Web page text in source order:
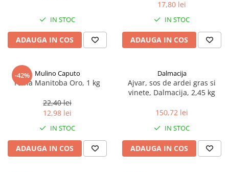
Sare de mare din Marea Nordului
Sare de mare din Oceanele Pacific
si Indian
Portugalia
Sare de roca
Sare speciala
Terine si placinte
Prajitore paine
Gratare
IN STOC
ADAUGA IN COS
17,80 lei
IN STOC
ADAUGA IN COS
-42% Mulino Caputo
Faina Manitoba Oro, 1 kg
22,40 lei
12,98 lei
IN STOC
ADAUGA IN COS
Dalmacija
Ajvar, sos de ardei gras si
vinete, Dalmacija, 2,45 kg
150,72 lei
IN STOC
ADAUGA IN COS